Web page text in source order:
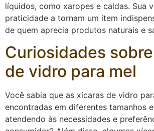
líquidos, como xaropes e caldas. Sua
praticidade a tornam um item
de quem aprecia produtos naturais e
Curiosidades
de vidro para mel
Você sabia que as xícaras de vidro
encontradas em diferentes tamanhos
atendendo às necessidades e